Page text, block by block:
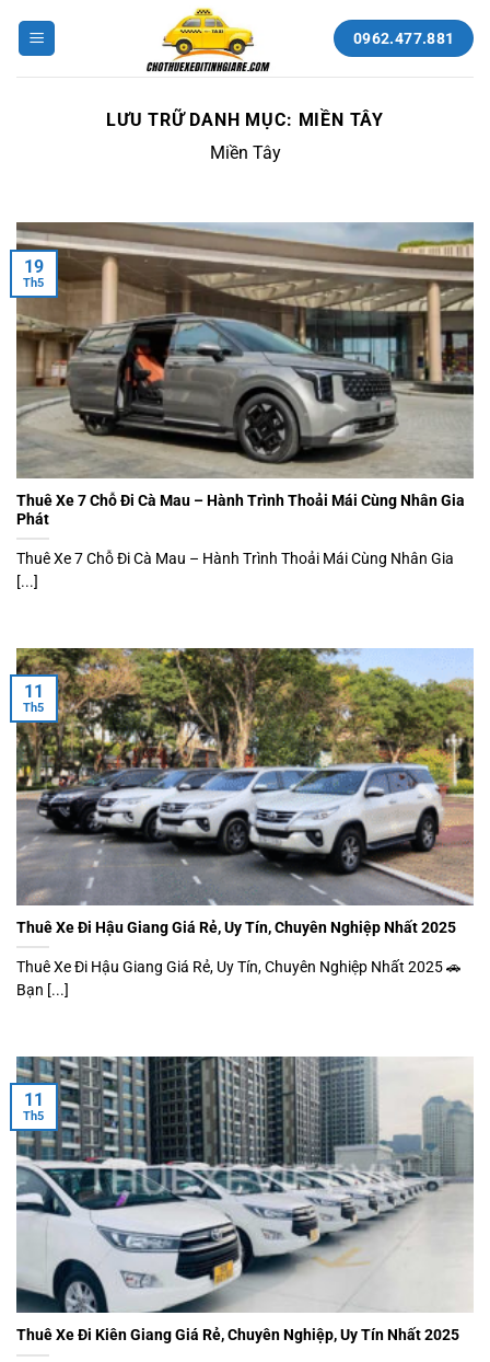
0962.477.881
LƯU TRỮ DANH MỤC: MIỀN TÂY
Miền Tây
Thuê Xe 7 Chỗ Đi Cà Mau – Hành Trình Thoải Mái Cùng Nhân Gia
Phát
Thuê Xe 7 Chỗ Đi Cà Mau – Hành Trình Thoải Mái Cùng Nhân Gia
[...]
19
Th5
Thuê Xe Đi Hậu Giang Giá Rẻ, Uy Tín, Chuyên Nghiệp Nhất 2025
Thuê Xe Đi Hậu Giang Giá Rẻ, Uy Tín, Chuyên Nghiệp Nhất 2025 🚗
Bạn [...]
11
Th5
Thuê Xe Đi Kiên Giang Giá Rẻ, Chuyên Nghiệp, Uy Tín Nhất 2025
11
Th5